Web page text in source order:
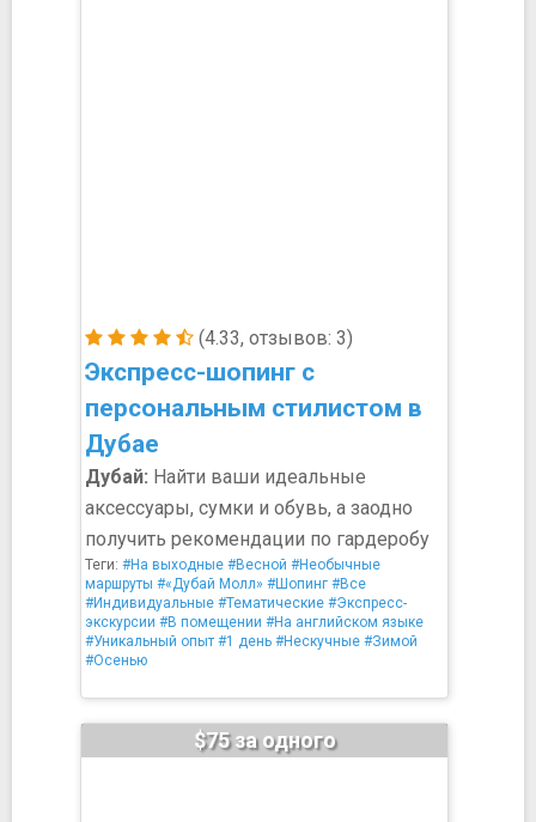
(4.33, отзывов: 3)
Экспресс-шопинг с
персональным стилистом в
Дубае
Дубай: Найти ваши идеальные
аксессуары, сумки и обувь, а заодно
получить рекомендации по гардеробу
Теги: #На выходные #Весной #Необычные
маршруты #«Дубай Молл» #Шопинг #Все
#Индивидуальные #Тематические #Экспресс-
экскурсии #В помещении #На английском языке
#Уникальный опыт #1 день #Нескучные #Зимой
#Осенью
$75 за одного